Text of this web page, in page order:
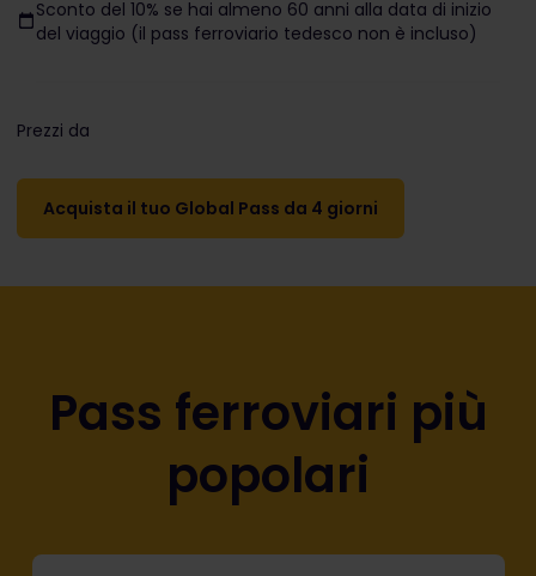
Sconto del 10% se hai almeno 60 anni alla data di inizio
del viaggio (il pass ferroviario tedesco non è incluso)
Prezzi da
Acquista il tuo Global Pass da 4 giorni
Pass ferroviari più
popolari